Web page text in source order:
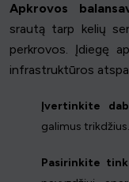
Apkrovos
srautą tarp kelių
perkrovos. Įdiegę
infrastruktūros
Įvertinkite
galimus trikdžius.
Pasirinkite